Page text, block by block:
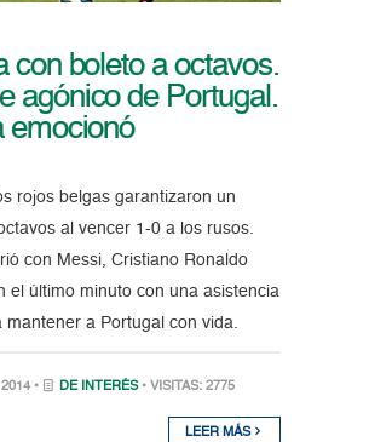
con boleto a octavos.
agónico de Portugal.
emocionó
rojos belgas garantizaron un
al vencer 1-0 a los rusos.
con Messi, Cristiano Ronaldo
el último minuto con una asistencia
mantener a Portugal con vida.
• DE INTERÉS • VISITAS: 2775
LEER MÁS